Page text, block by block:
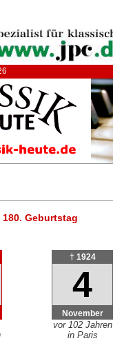
Geburtstag
† 1924
4
November
vor 102 Jahren
in Paris